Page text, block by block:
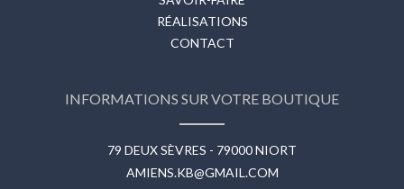
RÉALISATIONS
CONTACT
INFORMATIONS SUR VOTRE BOUTIQUE
79 DEUX SÈVRES - 79000 NIORT
AMIENS.KB@GMAIL.COM